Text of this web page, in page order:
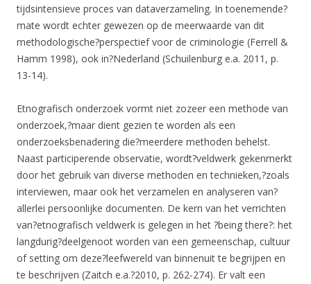
tijdsintensieve proces van dataverzameling. In toenemende?
mate wordt echter gewezen op de meerwaarde van dit
methodologische?perspectief voor de criminologie (Ferrell &
Hamm 1998), ook in?Nederland (Schuilenburg e.a. 2011, p.
13-14).
Etnografisch onderzoek vormt niet zozeer een methode van
onderzoek,?maar dient gezien te worden als een
onderzoeksbenadering die?meerdere methoden behelst.
Naast participerende observatie, wordt?veldwerk gekenmerkt
door het gebruik van diverse methoden en technieken,?zoals
interviewen, maar ook het verzamelen en analyseren van?
allerlei persoonlijke documenten. De kern van het verrichten
van?etnografisch veldwerk is gelegen in het ?being there?: het
langdurig?deelgenoot worden van een gemeenschap, cultuur
of setting om deze?leefwereld van binnenuit te begrijpen en
te beschrijven (Zaitch e.a.?2010, p. 262-274). Er valt een